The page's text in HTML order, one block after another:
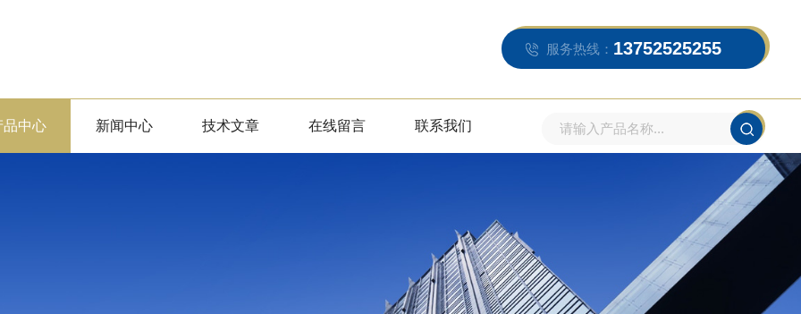
服务热线： 13752525255
品中心 新闻中心 技术文章 在线留言 联系我们